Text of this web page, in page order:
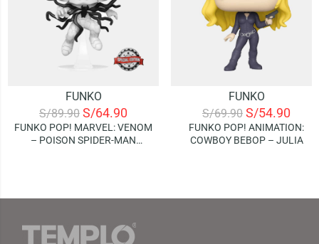
FUNKO
S/89.90 S/64.90
FUNKO POP! MARVEL: VENOM
– POISON SPIDER-MAN
FUNKO
S/69.90 S/54.90
FUNKO POP! ANIMATION:
COWBOY BEBOP – JULIA